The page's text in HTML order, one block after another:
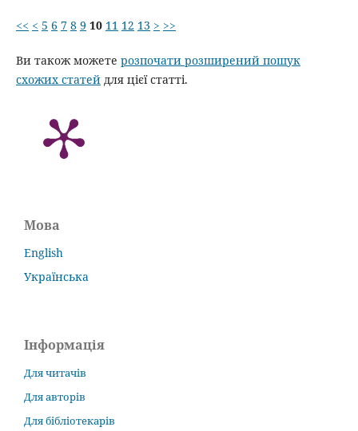
<< < 5 6 7 8 9 10 11 12 13 > >>
Ви також можете розпочати розширений пошук
схожих статейдля цієї статті.
Мова
English
Українська
Інформація
Для читачів
Для авторів
Для бібліотекарів